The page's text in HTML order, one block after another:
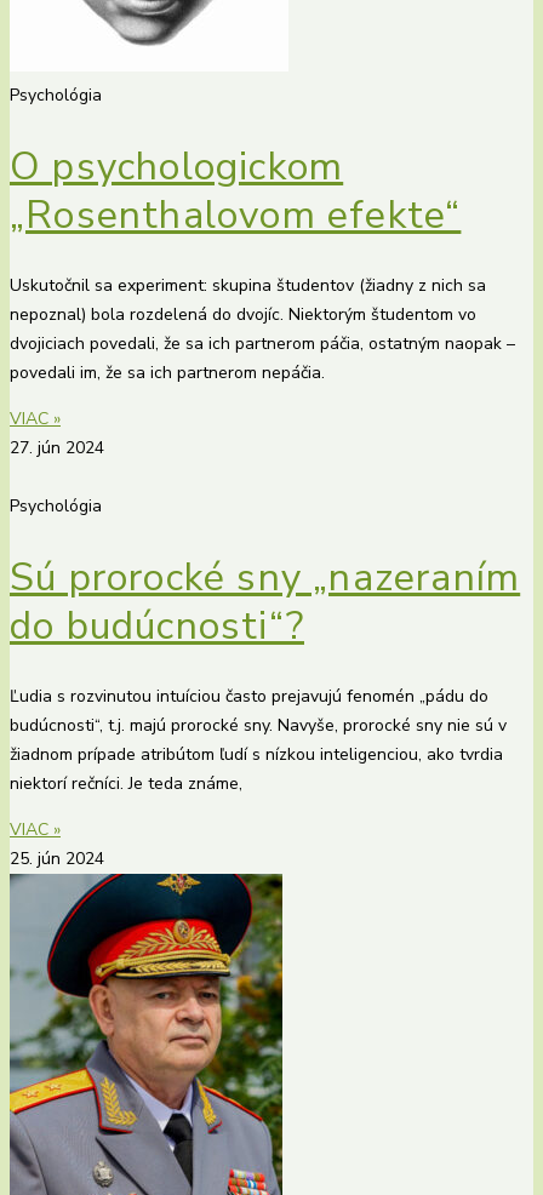
Psychológia
O psychologickom
„Rosenthalovom efekte“
Uskutočnil sa experiment: skupina študentov (žiadny z nich sa
nepoznal) bola rozdelená do dvojíc. Niektorým študentom vo
dvojiciach povedali, že sa ich partnerom páčia, ostatným naopak –
povedali im, že sa ich partnerom nepáčia.
VIAC »
27. jún 2024
Psychológia
Sú prorocké sny „nazeraním
do budúcnosti“?
Ľudia s rozvinutou intuíciou často prejavujú fenomén „pádu do
budúcnosti“, t.j. majú prorocké sny. Navyše, prorocké sny nie sú v
žiadnom prípade atribútom ľudí s nízkou inteligenciou, ako tvrdia
niektorí rečníci. Je teda známe,
VIAC »
25. jún 2024